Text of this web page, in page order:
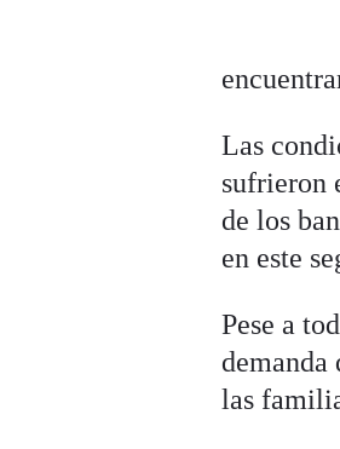
Las
sufrieron
de los
en este
Pese a
demanda
las